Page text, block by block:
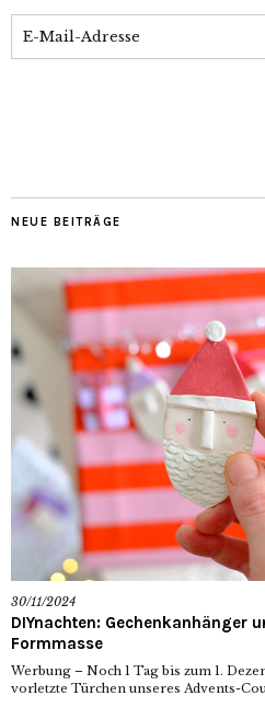
NEUE BEITRÄGE
30/11/2024
DIYnachten: Gechenkanhänger
Formmasse
Werbung – Noch 1 Tag bis zum 1.
vorletzte Türchen unseres Advents-